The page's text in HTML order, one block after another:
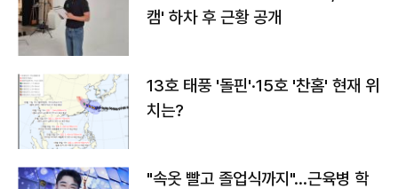
캠' 하차 후 근황 공개
13호 태풍 '돌핀'·15호 '찬홈' 현재 위
치는?
"속옷 빨고 졸업식까지"…근육병 학